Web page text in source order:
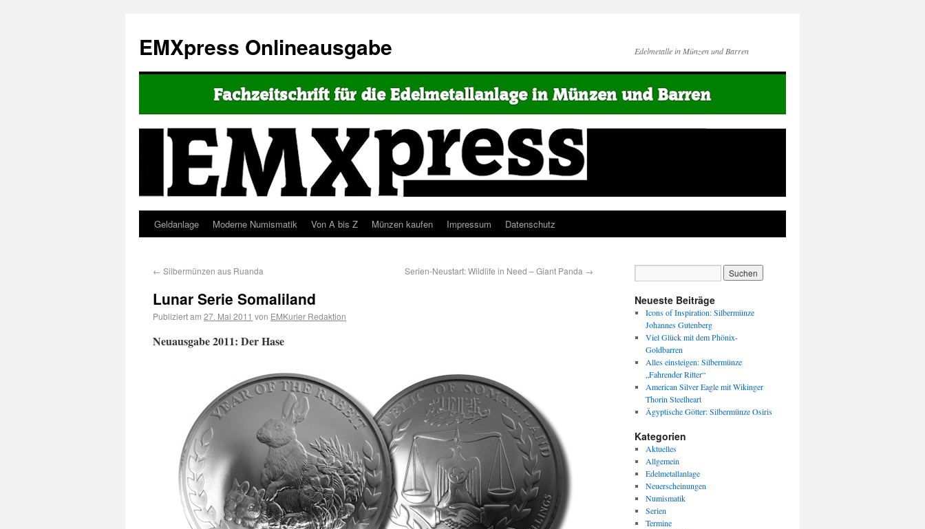
EMXpress Onlineausgabe Edelmetalle in Münzen und Barren
Geldanlage Moderne Numismatik Von A bis Z Münzen kaufen Impressum Datenschutz
← Silbermünzen aus Ruanda Serien-Neustart: Wildlife in Need – Giant Panda →
Lunar Serie Somaliland
Publiziert am 27. Mai 2011 von EMKurier Redaktion
Neuausgabe 2011: Der Hase
Neueste Beiträge
Icons of Inspiration: Silbermünze
Johannes Gutenberg
Viel Glück mit dem Phönix-
Goldbarren
Alles einsteigen: Silbermünze
„Fahrender Ritter“
American Silver Eagle mit Wikinger
Thorin Steelheart
Ägyptische Götter: Silbermünze Osiris
Kategorien
Aktuelles
Allgemein
Edelmetallanlage
Neuerscheinungen
Numismatik
Serien
Termine